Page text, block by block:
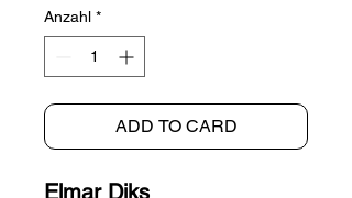
Anzahl *
ADD TO CARD
Elmar Diks